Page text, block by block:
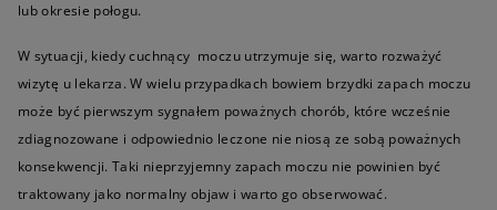
lub okresie połogu.
W sytuacji, kiedy cuchnący moczu utrzymuje się, warto rozważyć
wizytę u lekarza. W wielu przypadkach bowiem brzydki zapach moczu
może być pierwszym sygnałem poważnych chorób, które wcześnie
zdiagnozowane i odpowiednio leczone nie niosą ze sobą poważnych
konsekwencji. Taki nieprzyjemny zapach moczu nie powinien być
traktowany jako normalny objaw i warto go obserwować.